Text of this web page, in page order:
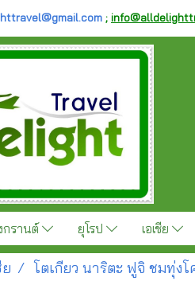
;
กรานต์ ยุโรป เอเชีย
โตเกียว นาริตะ ฟูจิ ชมทุ่ง